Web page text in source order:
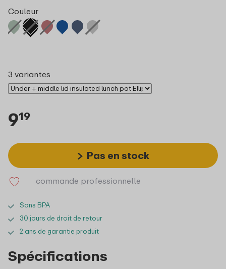
Couleur
3 variantes
919
Pas en stock
commande professionnelle
Sans BPA
30 jours de droit de retour
2 ans de garantie produit
Spécifications